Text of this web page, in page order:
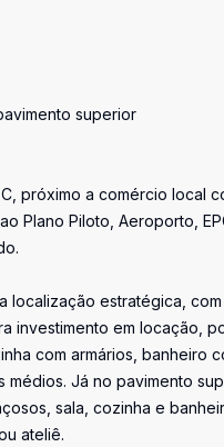
superior
próximo a comércio local
Plano Piloto, Aeroporto,
localização estratégica,
em locação,
com armários, banheiro
Já no pavimento
sala, cozinha e
ateliê.